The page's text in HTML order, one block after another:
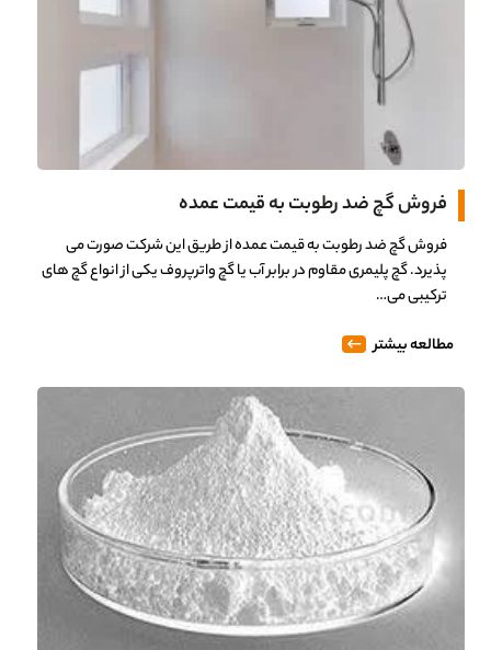
فروش گچ ضد رطوبت به قیمت عمده
فروش گچ ضد رطوبت به قیمت عمده از طریق این شرکت صورت می
پذیرد. گچ پلیمری مقاوم در برابر آب یا گچ واترپروف یکی از انواع گچ های
ترکیبی می…
مطالعه بیشتر